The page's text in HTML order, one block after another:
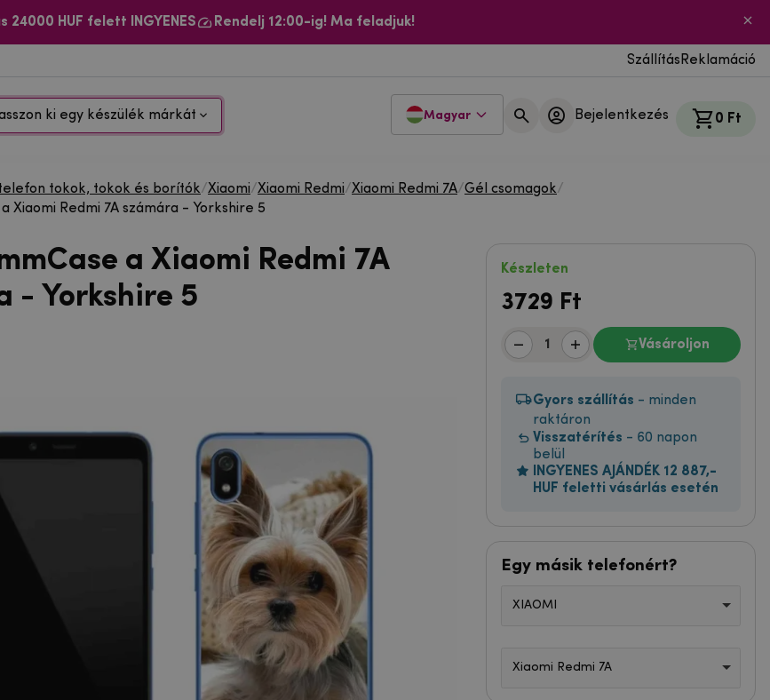
24000 HUF felett INGYENES Rendelj 12:00-ig! Ma feladjuk!
Szállítás Reklamáció
ki egy készülék márkát Magyar Bejelentkezés 0 Ft
tokok, tokok és borítók/Xiaomi/Xiaomi Redmi/Xiaomi Redmi 7A/Gél csomagok/
Xiaomi Redmi 7A számára - Yorkshire 5
a Xiaomi Redmi 7A
- Yorkshire 5
Készleten
3729 Ft
Vásároljon
Gyors szállítás - minden
raktáron
Visszatérítés - 60 napon
belül
INGYENES AJÁNDÉK 12 887,-
HUF feletti vásárlás esetén
Egy másik telefonért?
XIAOMI
Xiaomi Redmi 7A